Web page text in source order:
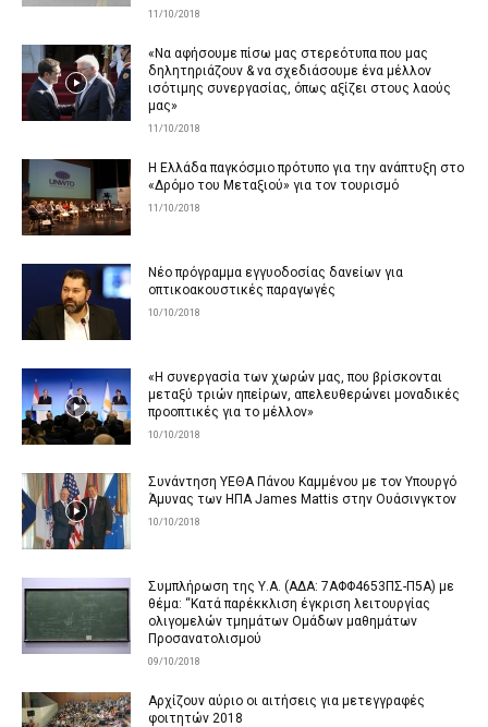
11/10/2018
«Να αφήσουμε πίσω μας στερεότυπα που μας
δηλητηριάζουν & να σχεδιάσουμε ένα μέλλον
ισότιμης συνεργασίας, όπως αξίζει στους λαούς
μας»
11/10/2018
H Ελλάδα παγκόσμιο πρότυπο για την ανάπτυξη στο
«Δρόμο του Μεταξιού» για τον τουρισμό
11/10/2018
Νέο πρόγραμμα εγγυοδοσίας δανείων για
οπτικοακουστικές παραγωγές
10/10/2018
«Η συνεργασία των χωρών μας, που βρίσκονται
μεταξύ τριών ηπείρων, απελευθερώνει μοναδικές
προοπτικές για το μέλλον»
10/10/2018
Συνάντηση ΥΕΘΑ Πάνου Καμμένου με τον Υπουργό
Άμυνας των ΗΠΑ James Mattis στην Ουάσινγκτον
10/10/2018
Συμπλήρωση της Υ.Α. (ΑΔΑ: 7ΑΦΦ4653ΠΣ-Π5Α) με
θέμα: “Κατά παρέκκλιση έγκριση λειτουργίας
ολιγομελών τμημάτων Ομάδων μαθημάτων
Προσανατολισμού
09/10/2018
Αρχίζουν αύριο οι αιτήσεις για μετεγγραφές
φοιτητών 2018